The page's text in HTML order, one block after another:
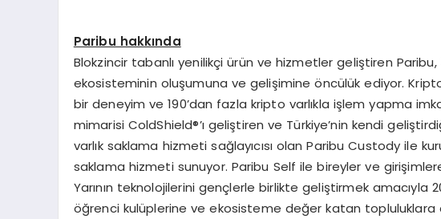
Paribu hakkında
Blokzincir tabanlı yenilikçi ürün ve hizmetler geliştiren Paribu,
ekosisteminin oluşumuna ve gelişimine öncülük ediyor.
bir deneyim ve 190’dan fazla kripto varlıkla işlem yapma
mimarisi ColdShield®’ı geliştiren ve Türkiye’nin kendi
varlık saklama hizmeti sağlayıcısı olan Paribu Custody ile
saklama hizmeti sunuyor. Paribu Self ile bireyler ve
Yarının teknolojilerini gençlerle birlikte geliştirmek amacıyla
öğrenci kulüplerine ve ekosisteme değer katan topluluklara